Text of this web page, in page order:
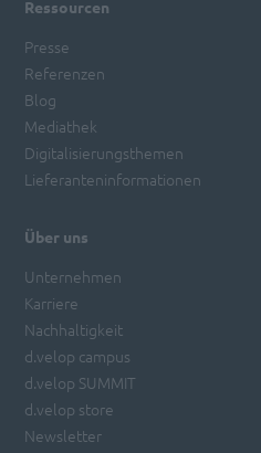
Ressourcen
Presse
Referenzen
Blog
Mediathek
Digitalisierungsthemen
Lieferanteninformationen
Über uns
Unternehmen
Karriere
Nachhaltigkeit
d.velop campus
d.velop SUMMIT
d.velop store
Newsletter